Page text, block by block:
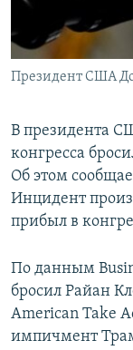
Президент США
В президента
конгресса
Об этом
Инцидент
прибыл в
По данным
бросил Райан
American Take
импичмент